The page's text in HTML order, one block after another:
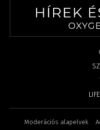
Moderációs alapelvek